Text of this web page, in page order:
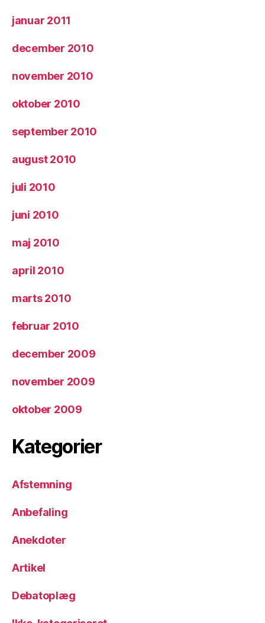
januar 2011
december 2010
november 2010
oktober 2010
september 2010
august 2010
juli 2010
juni 2010
maj 2010
april 2010
marts 2010
februar 2010
december 2009
november 2009
oktober 2009
Kategorier
Afstemning
Anbefaling
Anekdoter
Artikel
Debatoplæg